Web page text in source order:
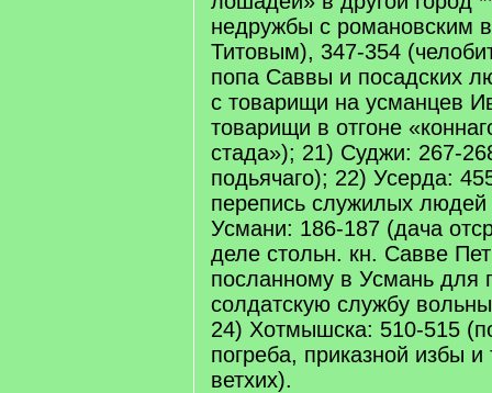
недружбы с романовским
Титовым), 347-354
попа Саввы и посадских
с товарищи на усманцев
товарищи в отгоне
стада»); 21) Суджи: 267-
подьячаго); 22) Усерда:
перепись служилых людей
Усмани: 186-187 (дача
деле стольн. кн. Савве
посланному в Усмань для
солдатскую службу
24) Хотмышска: 510-515
погреба, приказной избы
ветхих).